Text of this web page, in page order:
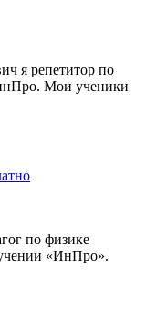
я репетитор по
Мои ученики
по физике
«ИнПро».